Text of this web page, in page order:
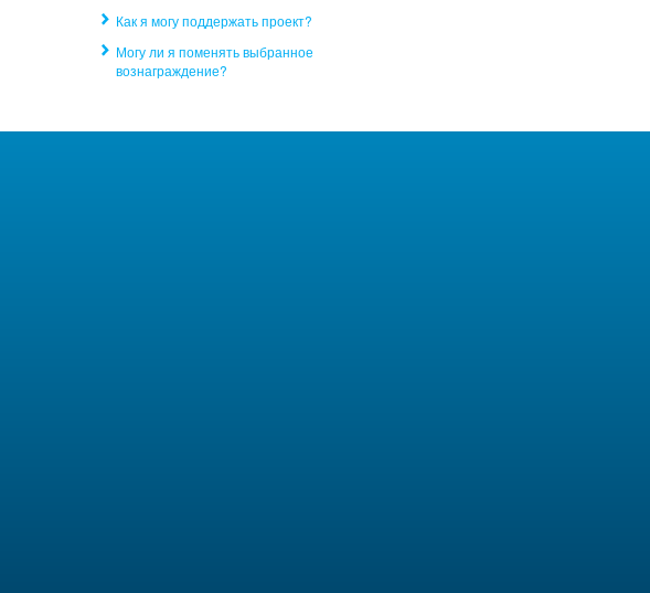
Как я могу поддержать проект?
Могу ли я поменять выбранное
вознаграждение?